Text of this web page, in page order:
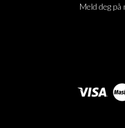
Meld deg